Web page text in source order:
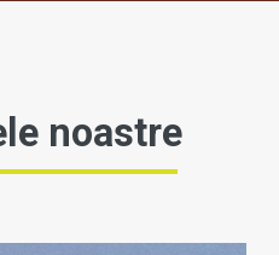
noastre